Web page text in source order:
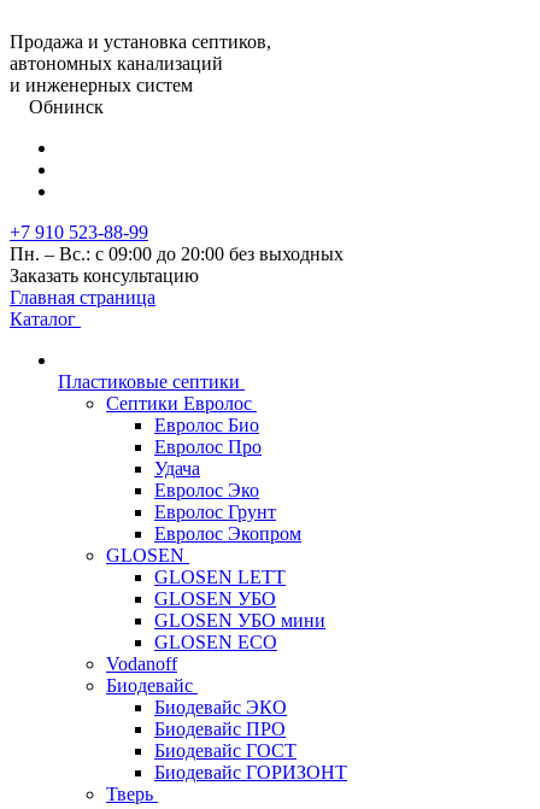
Продажа и установка септиков,
автономных канализаций
и инженерных систем
Обнинск
+7 910 523-88-99
Пн. – Вс.: с 09:00 до 20:00 без выходных
Заказать консультацию
Главная страница
Каталог
Пластиковые септики
Септики Евролос
Евролос Био
Евролос Про
Удача
Евролос Эко
Евролос Грунт
Евролос Экопром
GLOSEN
GLOSEN LETT
GLOSEN УБО
GLOSEN УБО мини
GLOSEN ECO
Vodanoff
Биодевайс
Биодевайс ЭКО
Биодевайс ПРО
Биодевайс ГОСТ
Биодевайс ГОРИЗОНТ
Тверь